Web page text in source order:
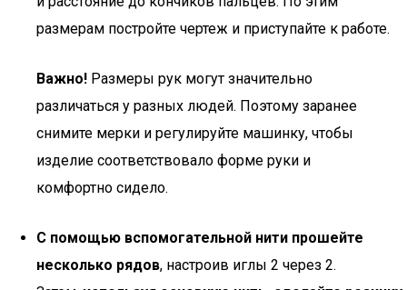
размерам постройте чертеж и приступайте к работе.
Важно! Размеры рук могут значительно
различаться у разных людей. Поэтому заранее
снимите мерки и регулируйте машинку, чтобы
изделие соответствовало форме руки и
комфортно сидело.
С помощью вспомогательной нити прошейте
несколько рядов, настроив иглы 2 через 2.